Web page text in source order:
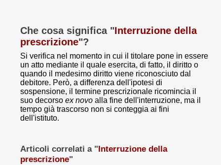
Che cosa significa "Interruzione della
prescrizione"?
Si verifica nel momento in cui il titolare pone in essere
un atto mediante il quale esercita, di fatto, il diritto o
quando il medesimo diritto viene riconosciuto dal
debitore. Però, a differenza dell'ipotesi di
sospensione, il termine prescrizionale ricomincia il
suo decorso ex novo alla fine dell'interruzione, ma il
tempo già trascorso non si conteggia ai fini
dell'istituto.
Articoli correlati a "Interruzione della
prescrizione"